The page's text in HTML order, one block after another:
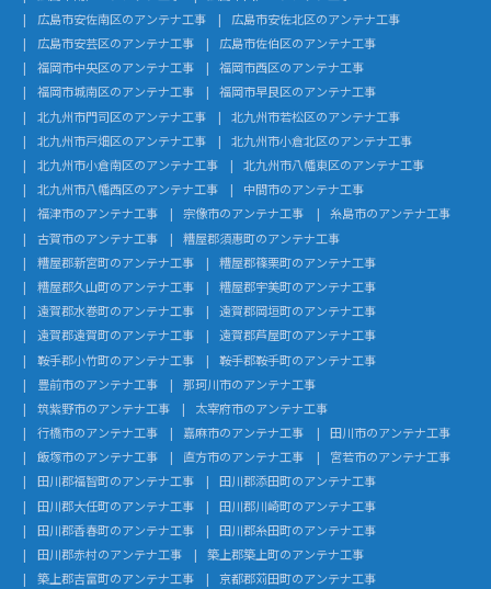
広島市安佐南区のアンテナ工事
広島市安佐北区のアンテナ工事
広島市安芸区のアンテナ工事
広島市佐伯区のアンテナ工事
福岡市中央区のアンテナ工事
福岡市西区のアンテナ工事
福岡市城南区のアンテナ工事
福岡市早良区のアンテナ工事
北九州市門司区のアンテナ工事
北九州市若松区のアンテナ工事
北九州市戸畑区のアンテナ工事
北九州市小倉北区のアンテナ工事
北九州市小倉南区のアンテナ工事
北九州市八幡東区のアンテナ工事
北九州市八幡西区のアンテナ工事
中間市のアンテナ工事
福津市のアンテナ工事
宗像市のアンテナ工事
糸島市のアンテナ工事
古賀市のアンテナ工事
糟屋郡須惠町のアンテナ工事
糟屋郡新宮町のアンテナ工事
糟屋郡篠栗町のアンテナ工事
糟屋郡久山町のアンテナ工事
糟屋郡宇美町のアンテナ工事
遠賀郡水巻町のアンテナ工事
遠賀郡岡垣町のアンテナ工事
遠賀郡遠賀町のアンテナ工事
遠賀郡芦屋町のアンテナ工事
鞍手郡小竹町のアンテナ工事
鞍手郡鞍手町のアンテナ工事
豊前市のアンテナ工事
那珂川市のアンテナ工事
筑紫野市のアンテナ工事
太宰府市のアンテナ工事
行橋市のアンテナ工事
嘉麻市のアンテナ工事
田川市のアンテナ工事
飯塚市のアンテナ工事
直方市のアンテナ工事
宮若市のアンテナ工事
田川郡福智町のアンテナ工事
田川郡添田町のアンテナ工事
田川郡大任町のアンテナ工事
田川郡川崎町のアンテナ工事
田川郡香春町のアンテナ工事
田川郡糸田町のアンテナ工事
田川郡赤村のアンテナ工事
築上郡築上町のアンテナ工事
築上郡吉富町のアンテナ工事
京都郡苅田町のアンテナ工事